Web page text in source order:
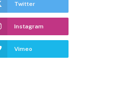
Twitter
Instagram
Vimeo